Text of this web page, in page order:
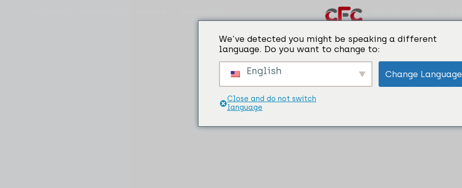
Categories: Bakır akıları
We've detected you might be speaking a different
language. Do you want to change to:
English Change Language
Close and do not switch
language